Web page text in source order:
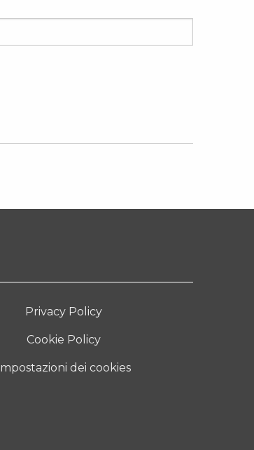
Privacy Policy
Cookie Policy
Impostazioni dei cookies